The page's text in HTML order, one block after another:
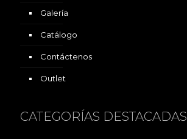
Galería
Catálogo
Contáctenos
Outlet
CATEGORÍAS DESTACADAS